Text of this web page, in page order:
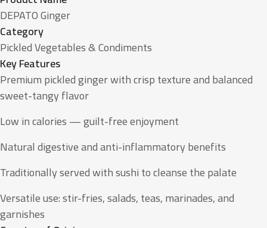
DEPATO Ginger
Category
Pickled Vegetables & Condiments
Key Features
Premium pickled ginger with crisp texture and balanced
sweet-tangy flavor
Low in calories — guilt-free enjoyment
Natural digestive and anti-inflammatory benefits
Traditionally served with sushi to cleanse the palate
Versatile use: stir-fries, salads, teas, marinades, and
garnishes